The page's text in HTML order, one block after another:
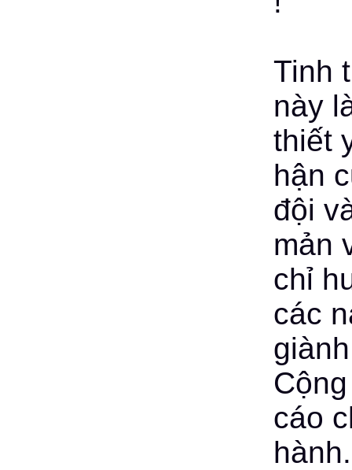
Tinh
này
thiết
hận
đội
mản
chỉ
các
cáo
hành.